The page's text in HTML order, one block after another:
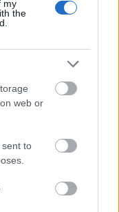
my
the
web or
to
blackmetal
On The
a riffek és
január 3-án